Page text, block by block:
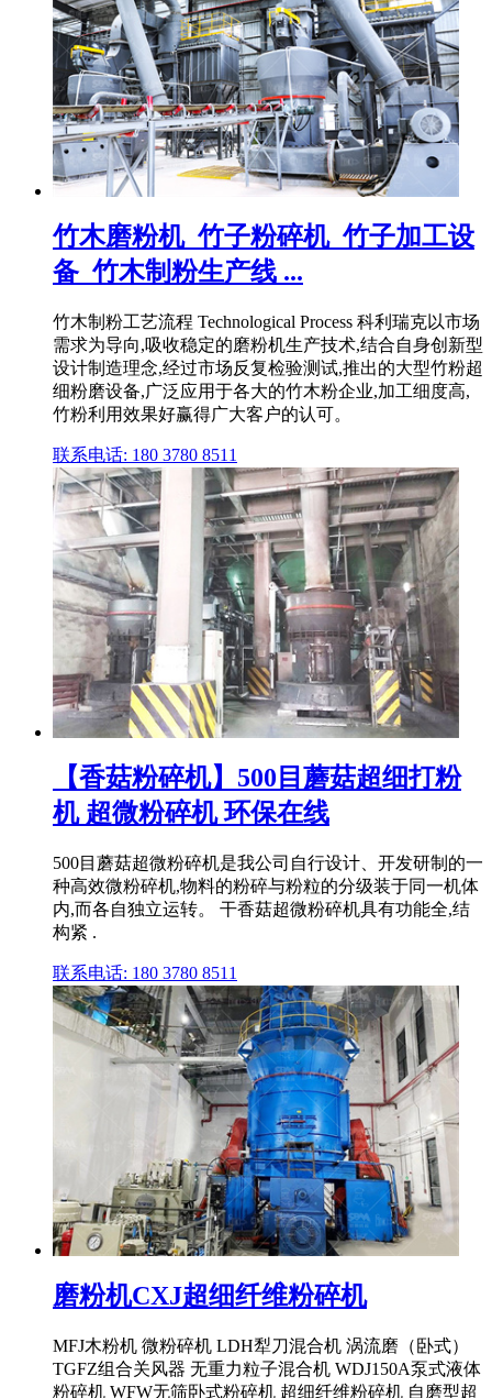
竹木磨粉机_竹子粉碎机_竹子加工设
备_竹木制粉生产线 ...
竹木制粉工艺流程 Technological Process 科利瑞克以市场
需求为导向,吸收稳定的磨粉机生产技术,结合自身创新型
设计制造理念,经过市场反复检验测试,推出的大型竹粉超
细粉磨设备,广泛应用于各大的竹木粉企业,加工细度高,
竹粉利用效果好赢得广大客户的认可。
联系电话: 180 3780 8511
【香菇粉碎机】500目蘑菇超细打粉
机 超微粉碎机 环保在线
500目蘑菇超微粉碎机是我公司自行设计、开发研制的一
种高效微粉碎机,物料的粉碎与粉粒的分级装于同一机体
内,而各自独立运转。 干香菇超微粉碎机具有功能全,结
构紧 .
联系电话: 180 3780 8511
磨粉机CXJ超细纤维粉碎机
MFJ木粉机 微粉碎机 LDH犁刀混合机 涡流磨（卧式）
TGFZ组合关风器 无重力粒子混合机 WDJ150A泵式液体
粉碎机 WFW无筛卧式粉碎机 超细纤维粉碎机 自磨型超